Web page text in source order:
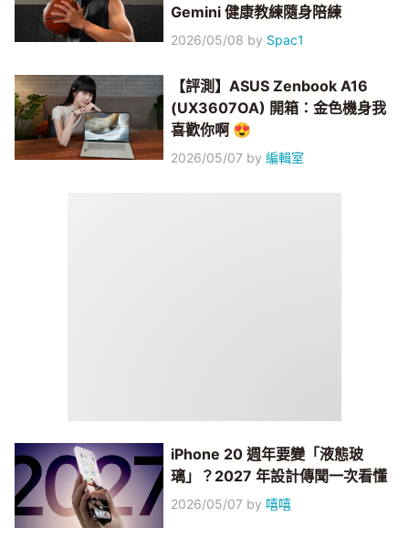
Gemini 健康教練隨身陪練
2026/05/08 by Spac1
【評測】ASUS Zenbook A16
(UX3607OA) 開箱：金色機身我
喜歡你啊 😍
2026/05/07 by編輯室
iPhone 20 週年要變「液態玻
璃」？2027 年設計傳聞一次看懂
2026/05/07 by 嘻嘻